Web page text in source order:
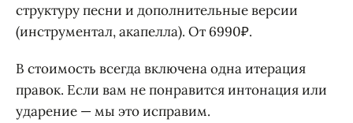
структуру песни и дополнительные версии
(инструментал, акапелла). От 6990₽.
В стоимость всегда включена одна итерация
правок. Если вам не понравится интонация или
ударение — мы это исправим.